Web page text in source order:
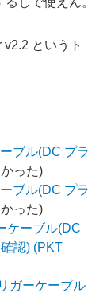
というト
ブル(DC プラ
った)
ブル(DC プラ
った)
ケーブル(DC
認) (PKT
ガーケーブル